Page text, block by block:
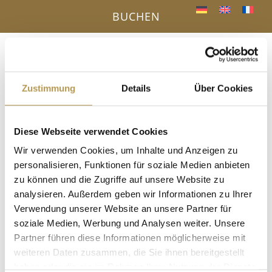
Zustimmung Details Über Cookies
Diese Webseite verwendet Cookies
Wir verwenden Cookies, um Inhalte und Anzeigen zu
personalisieren, Funktionen für soziale Medien anbieten
zu können und die Zugriffe auf unsere Website zu
analysieren. Außerdem geben wir Informationen zu Ihrer
Verwendung unserer Website an unsere Partner für
soziale Medien, Werbung und Analysen weiter. Unsere
Partner führen diese Informationen möglicherweise mit
weiteren Daten zusammen, die Sie ihnen bereitgestellt
a Menü
BUCHEN
« Alle Veranstaltungen
Diese Veranstaltung hat bereits stattgefunden.
Eisaufgusszeremonie mit Esther
10. Oktober 2025, 14:00-14:15
in der Sauna, Anmeldung erforderlich!